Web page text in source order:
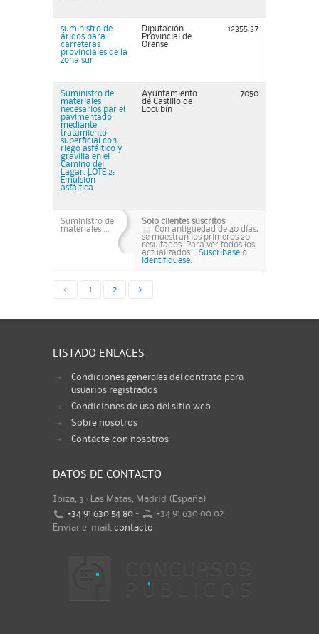
suministro de
áridos para
carreteras
provinciales de la
zona sur
Diputación
Provincial de
Orense
12355,37
Suministro de
materiales
necesarios par el
pavimentado
mediante
tratamiento
superficial con
riego asfáltico y
gravilla en el
Camino del
Lagar. LOTE 2:
Emulsión
asfáltica
Ayuntamiento
de Castillo de
Locubín
7050
Suministro de
materiales ...
Solo clientes suscritos
Con antiguedad de 40 días,
se muestran los primeros 20
resultados. Para ver todos los
actualizados... Suscribase o
identifiquese.
< 1 2 >
LISTADO ENLACES
Condiciones generales del contrato para
usuarios registrados
Condiciones de uso del sitio web
Sobre nosotros
Contacte con nosotros
DATOS DE CONTACTO
Ibiza, 3 · Las Matas, Madrid (España)
+34 91 630 54 80 -
+34 91 630 00 02
Enviar e-mail: contacto